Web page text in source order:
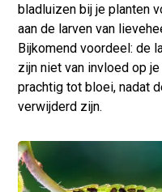
bladluizen bij je planten
aan de larven van
Bijkomend voordeel: de
zijn niet van invloed op
prachtig tot bloei, nadat
verwijderd zijn.